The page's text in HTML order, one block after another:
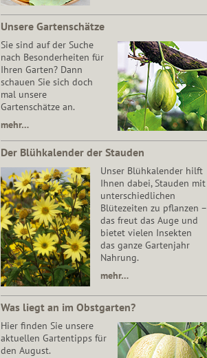
Unsere Gartenschätze
Sie sind auf der Suche
nach Besonderheiten für
Ihren Garten? Dann
schauen Sie sich doch
mal unsere
Gartenschätze an.
mehr…
Der Blühkalender der Stauden
Unser Blühkalender hilft
Ihnen dabei, Stauden mit
unterschiedlichen
Blütezeiten zu pflanzen –
das freut das Auge und
bietet vielen Insekten
das ganze Gartenjahr
Nahrung.
mehr…
Was liegt an im Obstgarten?
Hier finden Sie unsere
aktuellen Gartentipps für
den August.